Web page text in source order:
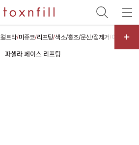
트라/미쥬코/리프팅/색소/홍조/문신/점제거/여드름/모
카카